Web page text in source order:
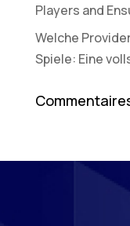
Players and
Welche
Spiele: Eine